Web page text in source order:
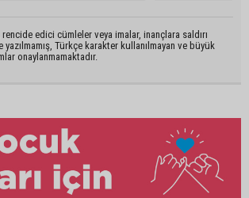
edici cümleler veya imalar, inançlara saldırı
yazılmamış, Türkçe karakter kullanılmayan ve büyük
onaylanmamaktadır.